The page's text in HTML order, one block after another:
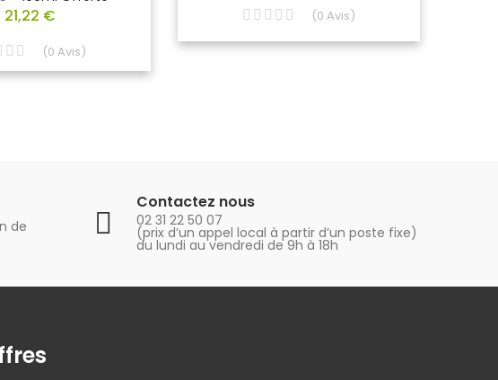
21,22 €
(0 Avis)
(0 Avis)
de
Contactez nous
02 31 22 50 07
(prix d’un appel local à partir d’un poste fixe)
du lundi au vendredi de 9h à 18h